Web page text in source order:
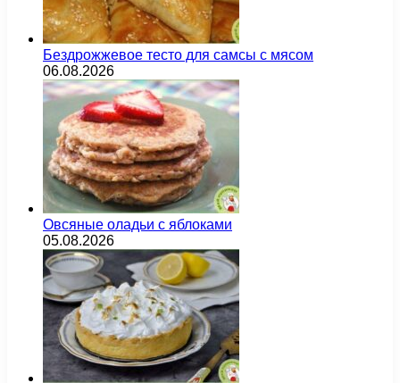
Бездрожжевое тесто для самсы с мясом
06.08.2026
Овсяные оладьи с яблоками
05.08.2026